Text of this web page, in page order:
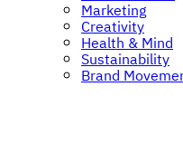
Marketing
Creativity
Health & Mind
Sustainability
Brand